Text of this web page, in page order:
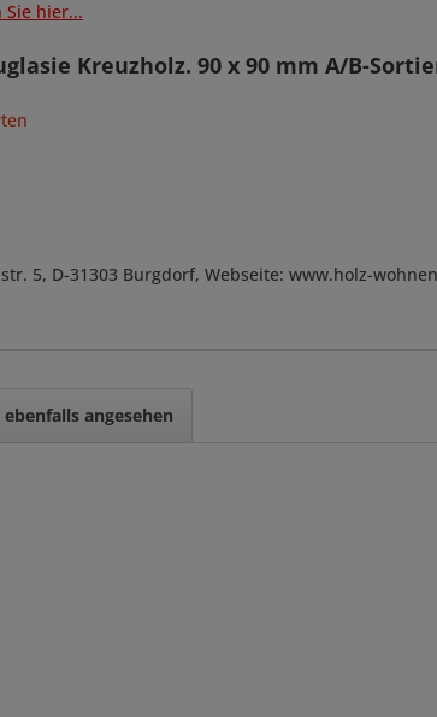
hier...
Kreuzholz. 90 x 90 mm A/B-
5, D-31303 Burgdorf, Webseite: www.holz-
angesehen